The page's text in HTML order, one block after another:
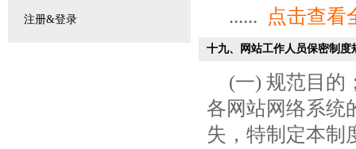
注册&登录 ...... 点击查看
十九、网站工作人员保密制度
(一) 规范目的
各网站网络系统
失，特制定本制